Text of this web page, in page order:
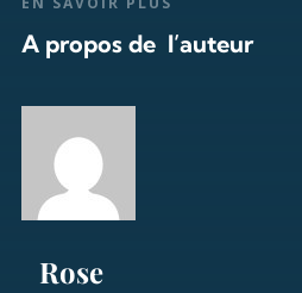
A propos de l’auteur
Rose